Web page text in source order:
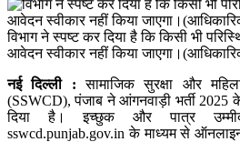
विभाग ने स्पष्ट कर दिया है कि किसी भी
आवेदन स्वीकार नहीं किया
नई दिल्ली : सामाजिक सुरक्षा और
(SSWCD), पंजाब ने आंगनवाड़ी भर्ती
दिया है। इच्छुक और पात्र
sswcd.punjab.gov.in के माध्यम से